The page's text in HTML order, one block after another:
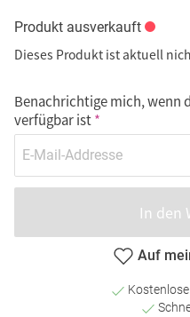
Produkt ausverkauft
Dieses Produkt ist aktuell
Benachrichtige mich, wenn
verfügbar ist
In den
Auf